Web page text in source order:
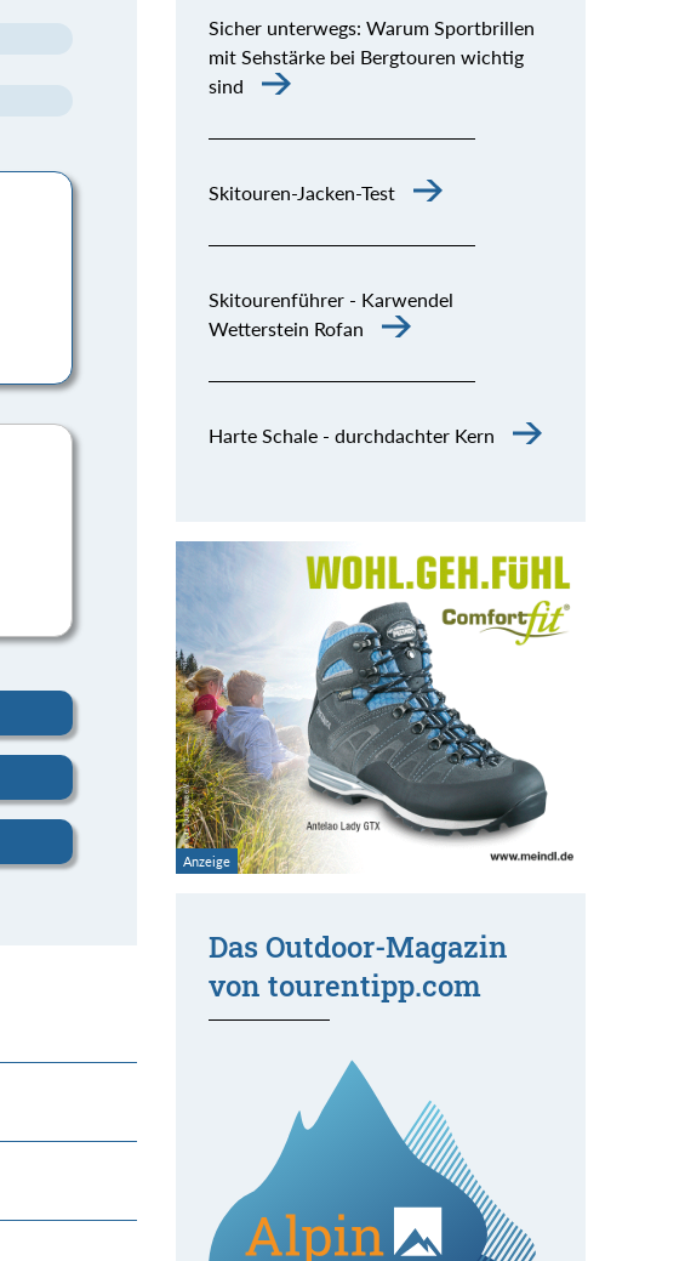
Sicher unterwegs: Warum Sportbrillen
mit Sehstärke bei Bergtouren wichtig
sind
Skitouren-Jacken-Test
Skitourenführer - Karwendel
Wetterstein Rofan
Harte Schale - durchdachter Kern
Das Outdoor-Magazin
von tourentipp.com